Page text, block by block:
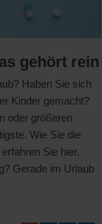
gehört rein
Haben Sie sich
Kinder gemacht?
oder größeren
Wie Sie die
Sie hier.
Gerade im Urlaub